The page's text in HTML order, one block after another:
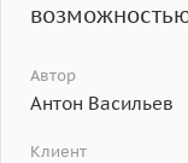
Автор
Антон Васильев
Клиент